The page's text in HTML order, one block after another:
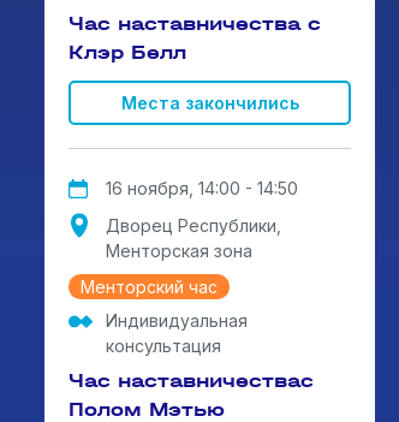
Час наставничества с
Клэр Белл
Места закончились
16 ноября, 14:00 - 14:50
Дворец Республики,
Менторская зона
Менторский час
Индивидуальная
консультация
Час наставничествас
Полом Мэтью